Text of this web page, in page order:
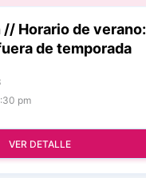
Horario de verano:
de temporada
pm
VER DETALLE